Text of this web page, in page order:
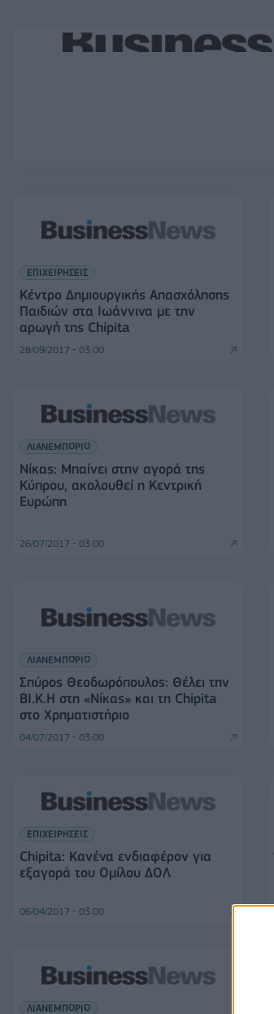
ΕΠΙΧΕΙΡΗΣΕΙΣ
Κέντρο Δημιουργικής Απασχόλησης
Παιδιών στα Ιωάννινα με την
αρωγή της Chipita
28/09/2017 - 03:00
ΛΙΑΝΕΜΠΟΡΙΟ
Νίκας: Μπαίνει στην αγορά της
Κύπρου, ακολουθεί η Κεντρική
Ευρώπη
26/07/2017 - 03:00
ΛΙΑΝΕΜΠΟΡΙΟ
Σπύρος Θεοδωρόπουλος: Θέλει την
ΒΙ.Κ.Η στη «Νίκας» και τη Chipita
στο Χρηματιστήριο
04/07/2017 - 03:00
ΕΠΙΧΕΙΡΗΣΕΙΣ
Chipita: Κανένα ενδιαφέρον για
εξαγορά του Ομίλου ΔΟΛ
06/04/2017 - 03:00
ΛΙΑΝΕΜΠΟΡΙΟ